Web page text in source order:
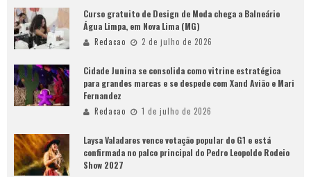
Curso gratuito de Design de Moda chega a Balneário
Água Limpa, em Nova Lima (MG)
Redacao 2 de julho de 2026
Cidade Junina se consolida como vitrine estratégica
para grandes marcas e se despede com Xand Avião e Mari
Fernandez
Redacao 1 de julho de 2026
Laysa Valadares vence votação popular do G1 e está
confirmada no palco principal do Pedro Leopoldo Rodeio
Show 2027